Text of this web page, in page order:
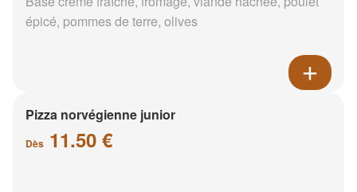
épicé, pommes de terre, olives
Pizza norvégienne junior
Dès 11.50 €